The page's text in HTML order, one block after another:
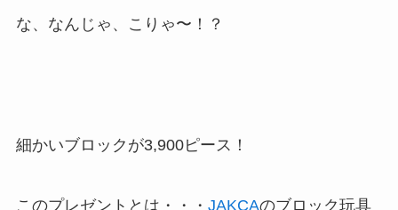
な、なんじゃ、こりゃ〜！？
細かいブロックが3,900ピース！
このプレゼントとは・・・ JAKCAのブロック玩具